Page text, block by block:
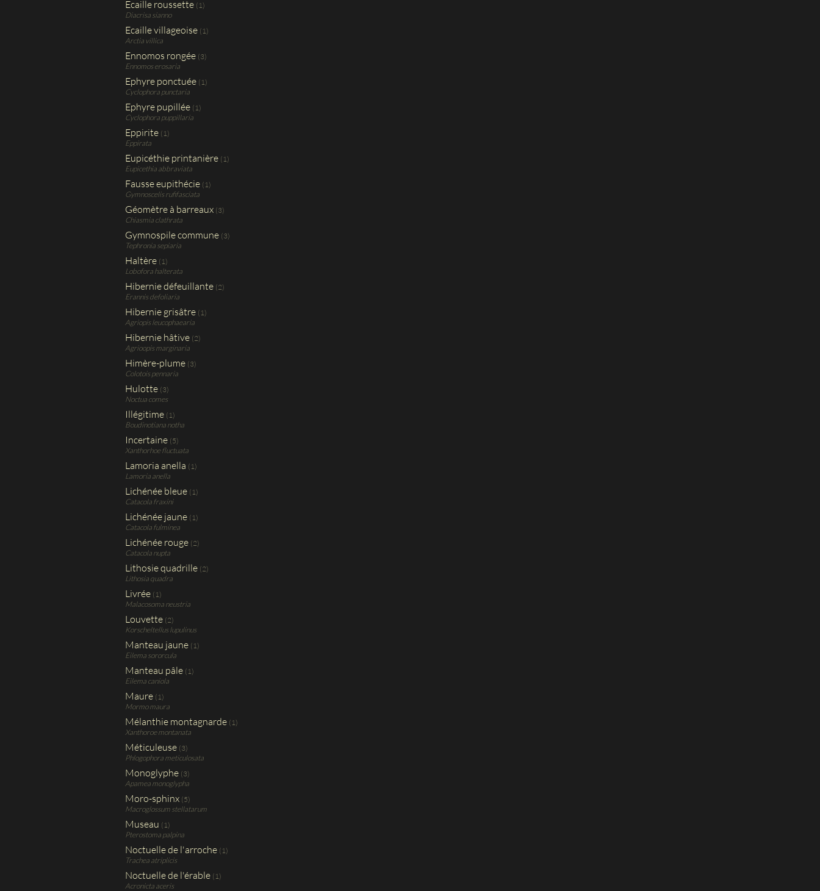
Ecaille roussette (1)
Diacrisa sianno
Ecaille villageoise (1)
Arctia villica
Ennomos rongée (3)
Ennomos erosaria
Ephyre ponctuée (1)
Cyclophora punctaria
Ephyre pupillée (1)
Cyclophora puppillaria
Eppirite (1)
Eppirata
Eupicéthie printanière (1)
Eupicethia abbraviata
Fausse eupithécie (1)
Gymnoscelis rufifasciata
Géomètre à barreaux (3)
Chiasmia clathrata
Gymnospile commune (3)
Tephronia sepiaria
Haltère (1)
Lobofora halterata
Hibernie défeuillante (2)
Erannis defoliaria
Hibernie grisâtre (1)
Agriopis leucophaearia
Hibernie hâtive (2)
Agrioopis marginaria
Himère-plume (3)
Colotois pennaria
Hulotte (3)
Noctua comes
Illégitime (1)
Boudinotiana notha
Incertaine (5)
Xanthorhoe fluctuata
Lamoria anella (1)
Lamoria anella
Lichénée bleue (1)
Catacola fraxini
Lichénée jaune (1)
Catacola fulminea
Lichénée rouge (2)
Catacola nupta
Lithosie quadrille (2)
Lithosia quadra
Livrée (1)
Malacosoma neustria
Louvette (2)
Korscheltellus lupulinus
Manteau jaune (1)
Eilema sororcula
Manteau pâle (1)
Eilema caniola
Maure (1)
Mormo maura
Mélanthie montagnarde (1)
Xanthoroe montanata
Méticuleuse (3)
Phlogophora meticulosata
Monoglyphe (3)
Apamea monoglypha
Moro-sphinx (5)
Macroglossum stellatarum
Museau (1)
Pterostoma palpina
Noctuelle de l'arroche (1)
Trachea atriplicis
Noctuelle de l'érable (1)
Acronicta aceris